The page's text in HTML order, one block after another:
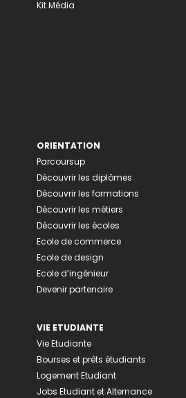
Kit Média
ORIENTATION
Parcoursup
Découvrir les diplômes
Découvrir les formations
Découvrir les métiers
Découvrir les écoles
Ecole de commerce
Ecole de design
Ecole d’ingénieur
Devenir partenaire
VIE ETUDIANTE
Vie Etudiante
Bourses et prêts étudiants
Logement Etudiant
Jobs Etudiant et Alternance